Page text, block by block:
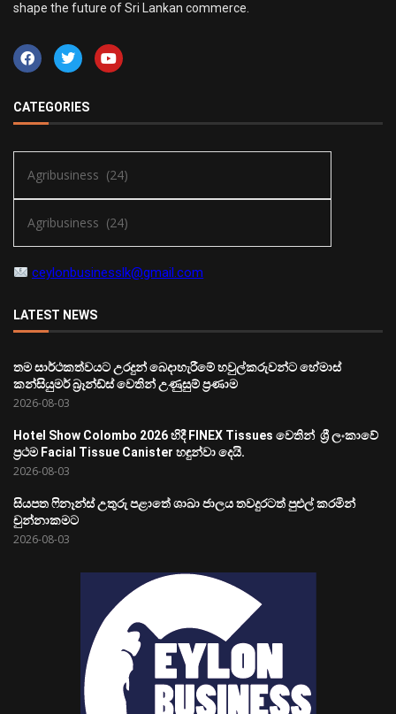
shape the future of Sri Lankan commerce.
CATEGORIES
ceylonbusinesslk@gmail.com
LATEST NEWS
තම සාර්ථකත්වයට උරදුන් බෙදාහැරීමේ හවුල්කරුවන්ට හේමාස්
කන්සියුමර් බ්‍රෑන්ඩ්ස් වෙතින් උණුසුම් ප්‍රණාම
2026-08-03
Hotel Show Colombo 2026 හිදී FINEX Tissues වෙතින් ශ්‍රී ලංකාවේ
ප්‍රථම Facial Tissue Canister හඳුන්වා දෙයි.
2026-08-03
සියපත ෆිනෑන්ස් උතුරු පළාතේ ශාඛා ජාලය තවදුරටත් පුළුල් කරමින්
චුන්නාකමට
2026-08-03